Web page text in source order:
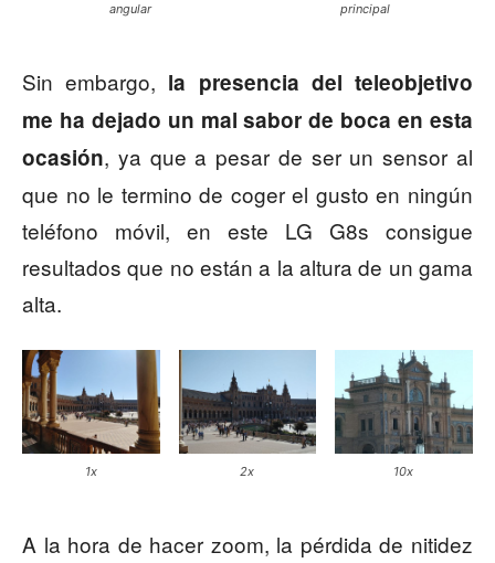
angular
principal
Sin embargo, la presencia del teleobjetivo
me ha dejado un mal sabor de boca en esta
ocasión, ya que a pesar de ser un sensor al
que no le termino de coger el gusto en ningún
teléfono móvil, en este LG G8s consigue
resultados que no están a la altura de un gama
alta.
1x 2x 10x
A la hora de hacer zoom, la pérdida de nitidez